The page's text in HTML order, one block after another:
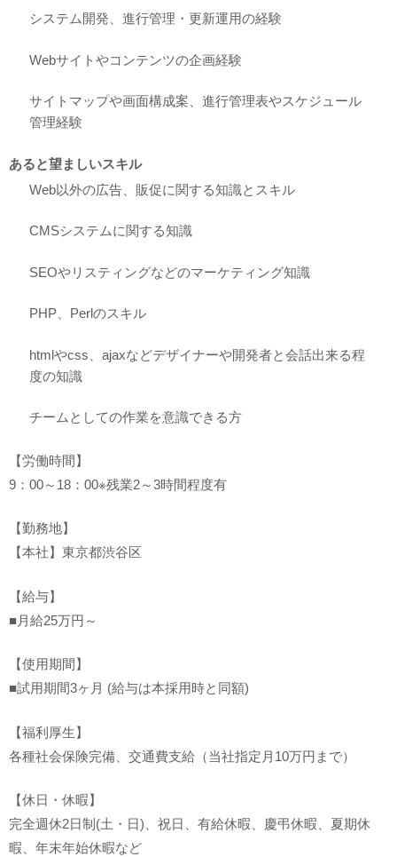
システム開発、進行管理・更新運用の経験
Webサイトやコンテンツの企画経験
サイトマップや画面構成案、進行管理表やスケジュール
管理経験
あると望ましいスキル
Web以外の広告、販促に関する知識とスキル
CMSシステムに関する知識
SEOやリスティングなどのマーケティング知識
PHP、Perlのスキル
htmlやcss、ajaxなどデザイナーや開発者と会話出来る程
度の知識
チームとしての作業を意識できる方
【労働時間】
9：00～18：00※残業2～3時間程度有
【勤務地】
【本社】東京都渋谷区
【給与】
■月給25万円～
【使用期間】
■試用期間3ヶ月 (給与は本採用時と同額)
【福利厚生】
各種社会保険完備、交通費支給（当社指定月10万円まで）
【休日・休暇】
完全週休2日制(土・日)、祝日、有給休暇、慶弔休暇、夏期休
暇、年末年始休暇など